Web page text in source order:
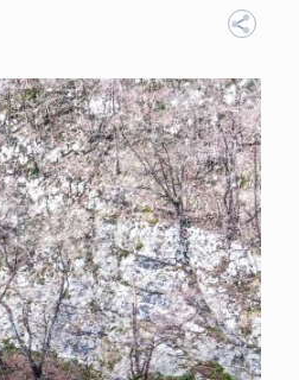
TEAM
AUTORI CURATORI FOTOGRAFI
EXTRA
LIBRI PROCEEDINGS PUBBLICITÀ CONTATTI
SOCIAL MEDIA